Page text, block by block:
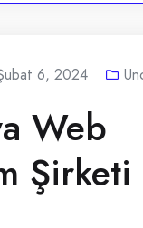
6, 2024
Web
Şirketi